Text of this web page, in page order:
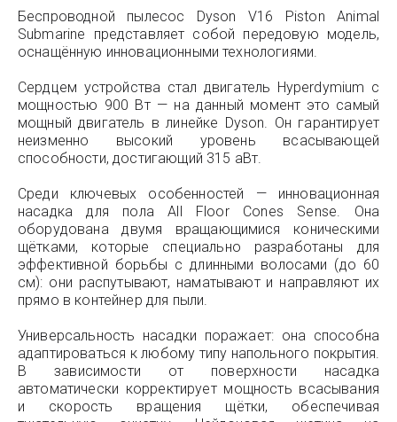
Беспроводной пылесос Dyson V16 Piston Animal
Submarine представляет собой передовую модель,
оснащённую инновационными технологиями.
Сердцем устройства стал двигатель Hyperdymium с
мощностью 900 Вт — на данный момент это самый
мощный двигатель в линейке Dyson. Он гарантирует
неизменно высокий уровень всасывающей
способности, достигающий 315 аВт.
Среди ключевых особенностей — инновационная
насадка для пола All Floor Cones Sense. Она
оборудована двумя вращающимися коническими
щётками, которые специально разработаны для
эффективной борьбы с длинными волосами (до 60
см): они распутывают, наматывают и направляют их
прямо в контейнер для пыли.
Универсальность насадки поражает: она способна
адаптироваться к любому типу напольного покрытия.
В зависимости от поверхности насадка
автоматически корректирует мощность всасывания
и скорость вращения щётки, обеспечивая